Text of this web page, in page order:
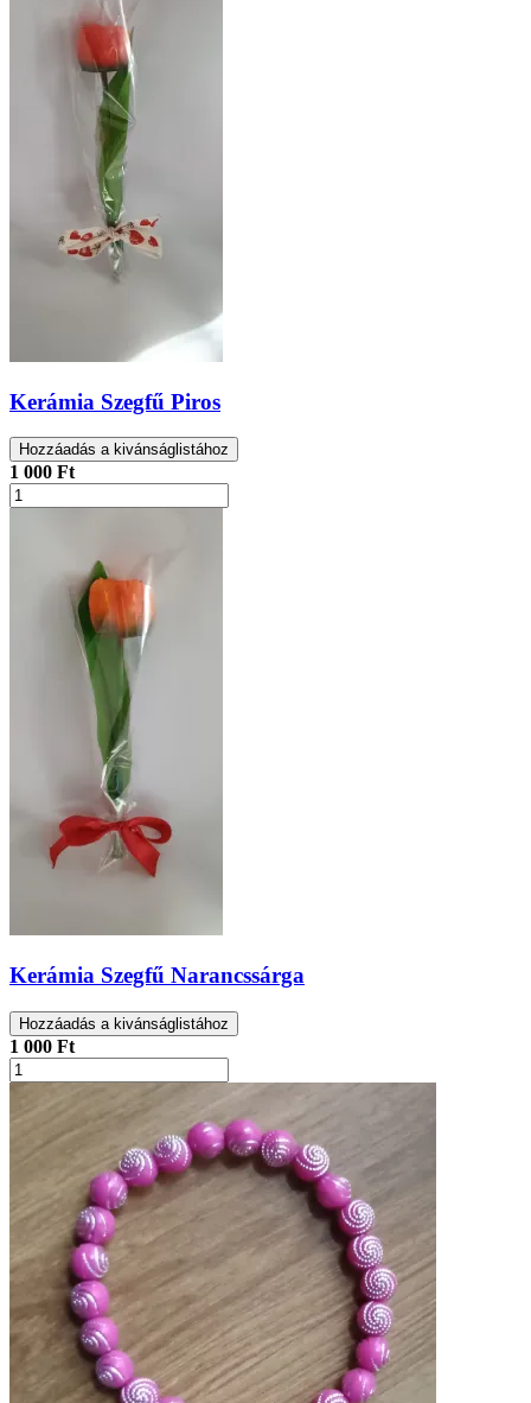
Kerámia Szegfű Piros
Hozzáadás a kivánságlistához
1 000 Ft
Kerámia Szegfű Narancssárga
Hozzáadás a kivánságlistához
1 000 Ft